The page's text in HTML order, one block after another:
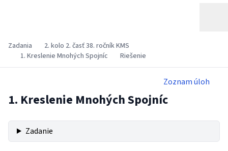
Zadania
2. kolo 2. časť 38. ročník KMS
1. Kreslenie Mnohých Spojníc
Riešenie
Zoznam úloh
1. Kreslenie Mnohých Spojníc
Zadanie